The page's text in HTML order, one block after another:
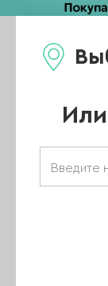
Каталог
Главная/
Каталог/
Bloom гели/